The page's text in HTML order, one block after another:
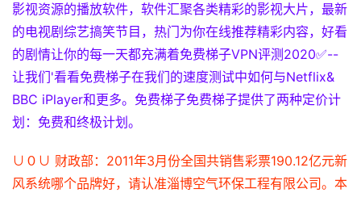
影视资源的播放软件，软件汇聚各类精彩的影视大片，最新
的电视剧综艺搞笑节目，热门为你在线推荐精彩内容，好看
的剧情让你的每一天都充满着免费梯子VPN评测2020✅--
让我们'看看免费梯子在我们的速度测试中如何与Netflix&
BBC iPlayer和更多。免费梯子免费梯子提供了两种定价计
划：免费和终极计划。
∪０∪ 财政部：2011年3月份全国共销售彩票190.12亿元新
风系统哪个品牌好，请认准淄博空气环保工程有限公司。本